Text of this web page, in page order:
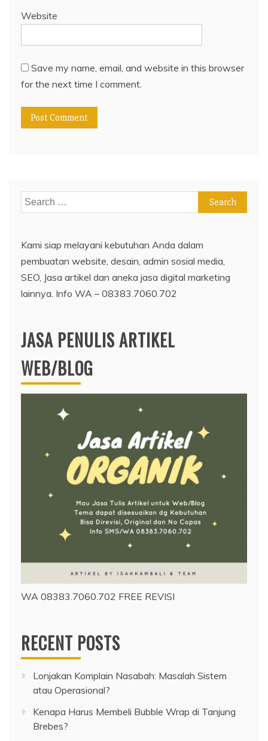
Website
Save my name, email, and website in this browser
for the next time I comment.
Search
for:
Kami siap melayani kebutuhan Anda dalam
pembuatan website, desain, admin sosial media,
SEO, Jasa artikel dan aneka jasa digital marketing
lainnya. Info WA – 08383.7060.702
JASA PENULIS ARTIKEL
WEB/BLOG
WA 08383.7060.702 FREE REVISI
RECENT POSTS
Lonjakan Komplain Nasabah: Masalah Sistem
atau Operasional?
Kenapa Harus Membeli Bubble Wrap di Tanjung
Brebes?